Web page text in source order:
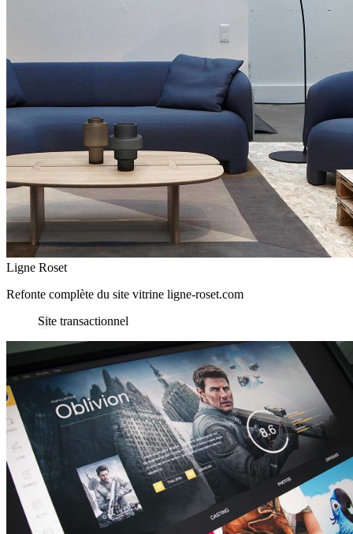
Ligne Roset
Refonte complète du site vitrine ligne-roset.com
Site transactionnel